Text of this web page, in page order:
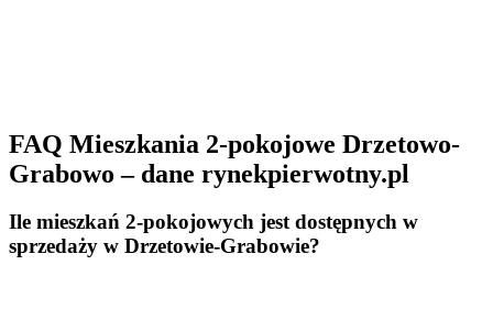
FAQ Mieszkania 2-pokojowe Drzetowo-
Grabowo – dane rynekpierwotny.pl
Ile mieszkań 2-pokojowych jest dostępnych w
sprzedaży w Drzetowie-Grabowie?